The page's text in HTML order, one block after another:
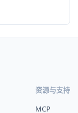
资源与支持
MCP